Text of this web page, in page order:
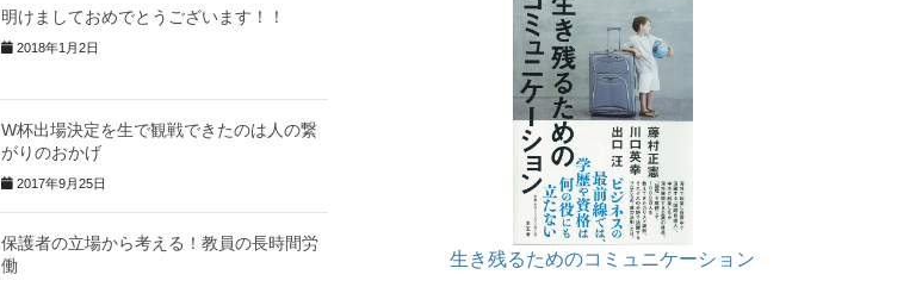
明けましておめでとうございます！！
2018年1月2日
W杯出場決定を生で観戦できたのは人の繋
がりのおかげ
2017年9月25日
保護者の立場から考える！教員の長時間労
働
生き残るためのコミュニケーション